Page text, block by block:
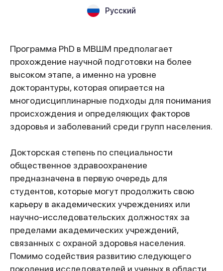
Русский
Программа PhD в МBШМ предполагает
прохождение научной подготовки на более
высоком этапе, а именно на уровне
докторантуры, которая опирается на
многодисциплинарные подходы для понимания
происхождения и определяющих факторов
здоровья и заболеваний среди групп населения.
Докторская степень по специальности
общественное здравоохранение
предназначена в первую очередь для
студентов, которые могут продолжить свою
карьеру в академических учреждениях или
научно-исследовательских должностях за
пределами академических учреждений,
связанных с охраной здоровья населения.
Помимо содействия развитию следующего
поколения исследователей и ученых в области